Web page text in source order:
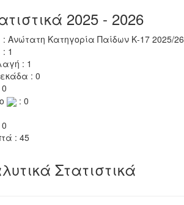
2025 - 2026
: Ανώτατη Κατηγορία Παίδων Κ-17 2025/26
1
: 1
: 0
: 0
: 45
Στατιστικά